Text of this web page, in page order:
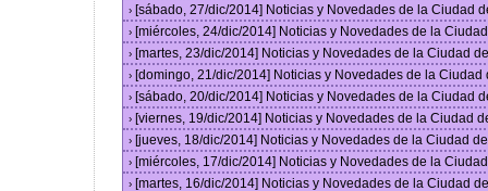
› [sábado, 27/dic/2014] Noticias y Novedades de la Ciudad
› [miércoles, 24/dic/2014] Noticias y Novedades de la
› [martes, 23/dic/2014] Noticias y Novedades de la Ciudad
› [domingo, 21/dic/2014] Noticias y Novedades de la
› [sábado, 20/dic/2014] Noticias y Novedades de la Ciudad
› [viernes, 19/dic/2014] Noticias y Novedades de la Ciudad
› [jueves, 18/dic/2014] Noticias y Novedades de la Ciudad
› [miércoles, 17/dic/2014] Noticias y Novedades de la
› [martes, 16/dic/2014] Noticias y Novedades de la Ciudad